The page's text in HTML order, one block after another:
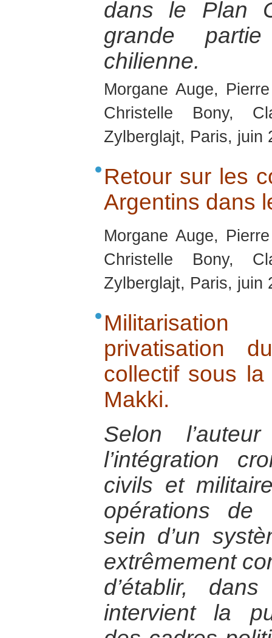
dans le Plan
grande
chilienne.
Morgane Auge,
Christelle Bony,
Zylberglajt, Paris, juin
Retour sur les
Argentins dans
Morgane Auge,
Christelle Bony,
Zylberglajt, Paris, juin
Militarisation
privatisation
collectif sous
Makki.
Selon
l’intégration
civils et
opérations de
sein d’un
extrêmement
d’établir,
intervient la